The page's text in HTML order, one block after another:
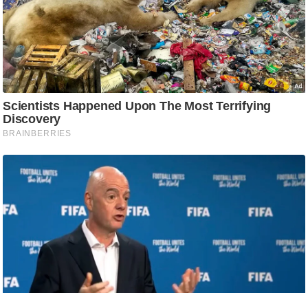
g
N
e
w
s
ला
इ
फ
स्टा
इ
टे
लॉ
ब्यू